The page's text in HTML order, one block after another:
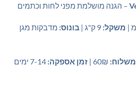
– הגנה מושלמת מפני לחות וכתמים
משקל: בונוס: מדבקות מגן
משלוח: זמן אספקה: